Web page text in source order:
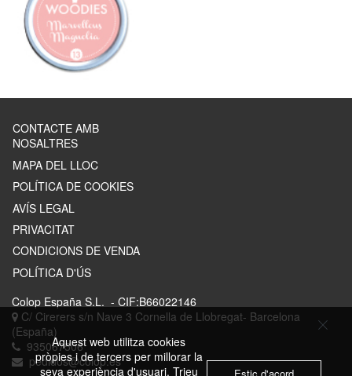
CONTACTE AMB
NOSALTRES
MAPA DEL LLOC
POLÍTICA DE COOKIES
AVÍS LEGAL
PRIVACITAT
CONDICIONS DE VENDA
POLÍTICA D'ÚS
Colop España S.L. - CIF:B66022146
C/ Cirerers s/n Nave 3 Cornella de Llobregat- Barcelona
(España)
935067506
pedidos@colop.es
Aquest web utilitza cookies
pròpies i de tercers per millorar la
seva experiència d'usuari. Trieu
Estic d'acord